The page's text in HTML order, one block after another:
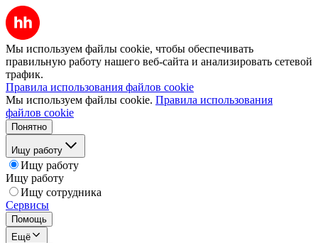
Мы используем файлы cookie, чтобы обеспечивать
правильную работу нашего веб-сайта и анализировать сетевой
трафик.
Правила использования файлов cookie
Мы используем файлы cookie. Правила использования
файлов cookie
Понятно
Ищу работу
Ищу работу
Ищу работу
Ищу сотрудника
Сервисы
Помощь
Ещё